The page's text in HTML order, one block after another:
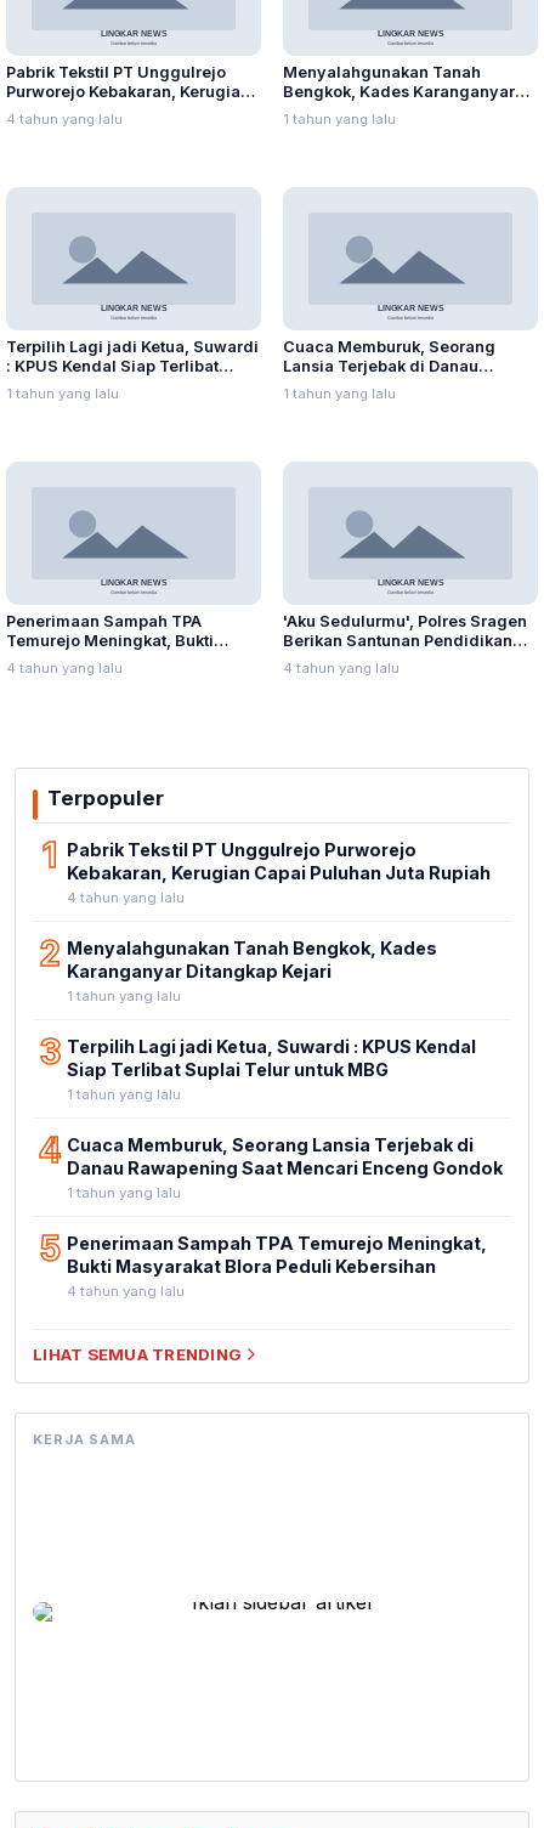
Pabrik Tekstil PT Unggulrejo
Purworejo Kebakaran, Kerugian
Capai Puluhan Juta Rupiah
4 tahun yang lalu
Menyalahgunakan Tanah
Bengkok, Kades Karanganyar
Ditangkap Kejari
1 tahun yang lalu
Terpilih Lagi jadi Ketua, Suwardi
: KPUS Kendal Siap Terlibat
Suplai Telur untuk MBG
1 tahun yang lalu
Cuaca Memburuk, Seorang
Lansia Terjebak di Danau
Rawapening Saat Mencari
Enceng Gondok
1 tahun yang lalu
Penerimaan Sampah TPA
Temurejo Meningkat, Bukti
Masyarakat Blora Peduli
Kebersihan
4 tahun yang lalu
'Aku Sedulurmu', Polres Sragen
Berikan Santunan Pendidikan
Anak Yatim Piatu
4 tahun yang lalu
Terpopuler
1
Pabrik Tekstil PT Unggulrejo Purworejo
Kebakaran, Kerugian Capai Puluhan Juta Rupiah
4 tahun yang lalu
2 Menyalahgunakan Tanah Bengkok, Kades
Karanganyar Ditangkap Kejari
1 tahun yang lalu
3 Terpilih Lagi jadi Ketua, Suwardi : KPUS Kendal
Siap Terlibat Suplai Telur untuk MBG
1 tahun yang lalu
4 Cuaca Memburuk, Seorang Lansia Terjebak di
Danau Rawapening Saat Mencari Enceng Gondok
1 tahun yang lalu
5 Penerimaan Sampah TPA Temurejo Meningkat,
Bukti Masyarakat Blora Peduli Kebersihan
4 tahun yang lalu
LIHAT SEMUA TRENDING
KERJA SAMA